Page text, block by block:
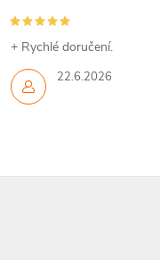
22.6.2026
+ Rychlé doručení.